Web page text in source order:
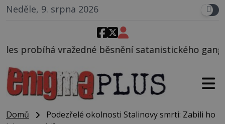
Neděle, 9. srpna 2026
satanistického gangu vedeného
Domů
Podezřelé okolnosti Stalinovy smrti: Zabili ho